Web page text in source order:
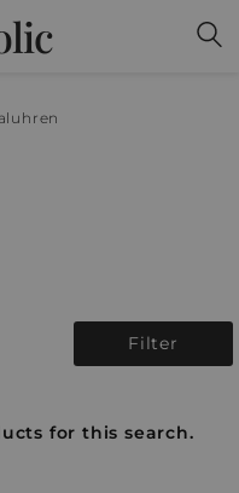
Filter
for this search.